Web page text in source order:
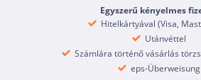
Egyszerű kényelmes
Hitelkártyával (Visa,
Utánvéttel
Számlára történő vásárlás
eps-Überweisung